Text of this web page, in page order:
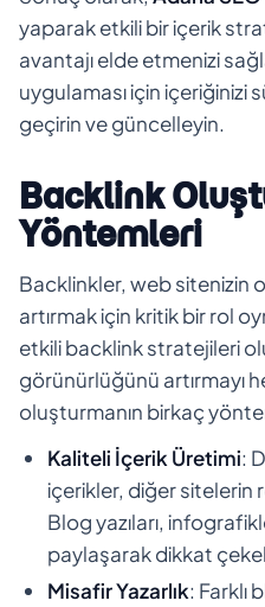
yaparak etkili bir içerik
avantajı elde etmenizi
uygulaması için içeriğinizi
geçirin ve güncelleyin.
Backlink
Yöntemleri
Backlinkler, web sitenizin
artırmak için kritik bir rol
etkili backlink stratejileri
görünürlüğünü artırmayı
oluşturmanın birkaç
Kaliteli İçerik Üretimi:
içerikler, diğer sitelerin
Blog yazıları,
paylaşarak dikkat
Misafir Yazarlık: Farklı